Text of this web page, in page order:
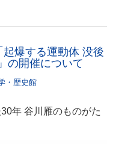
起爆する運動体 没後
の開催について
・歴史館
年 谷川雁のものがた